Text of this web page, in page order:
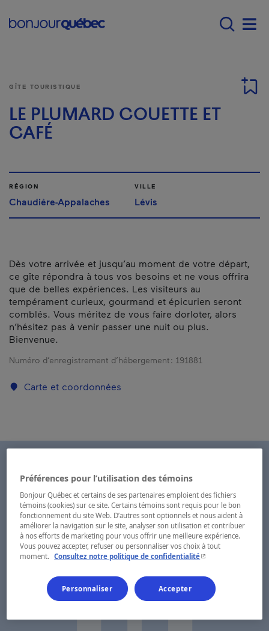
Main navigation -
GÎTE TOURISTIQUE
LE PLUMARD COUETTE ET
CAFÉ
RÉGION
Chaudière-Appalaches
VILLE
Lévis
Dès votre arrivée et jusqu’au moment de votre départ,
ce gîte répondra à tous vos besoins et ne vous offrira
que de belles expériences. Les visiteurs au
tempérament curieux, gourmand et épicurien seront
comblés. Vous méritez de vous faire dorloter, alors
n’hésitez pas à venir passer une nuit ou plus.
Bienvenue.
Numéro d’enregistrement d’hébergement : 191881
Carte et coordonnées
Préférences pour l’utilisation des témoins
Bonjour Québec et certains de ses partenaires emploient des fichiers
témoins (cookies) sur ce site. Certains témoins sont requis pour le bon
fonctionnement du site Web. D’autres sont optionnels et nous aident à
améliorer la navigation sur le site, analyser son utilisation et contribuer
à nos efforts de marketing pour vous offrir une meilleure expérience.
Vous pouvez accepter, refuser ou personnaliser vos choix à tout
moment. Consultez notre politique de confidentialité- Cet hyperlien
Personnaliser Accepter